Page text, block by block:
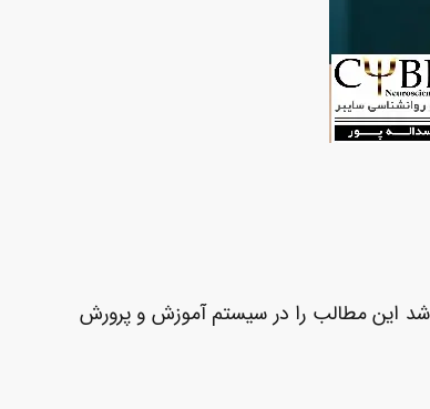
این مطالب را در سیستم آموزش و پرورش